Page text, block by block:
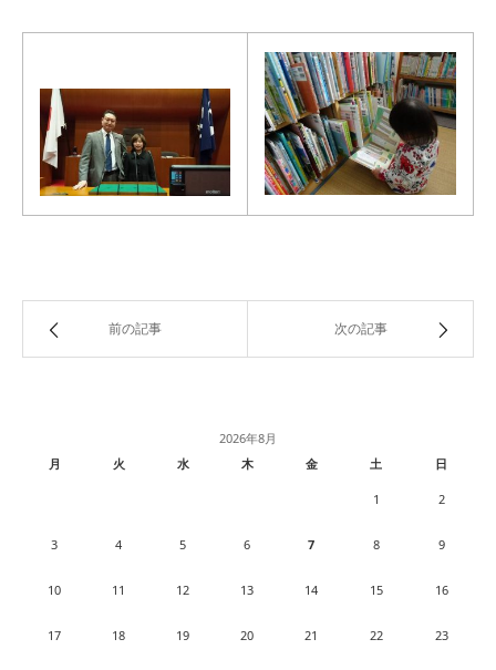
前の記事 次の記事
2026年8月
月
火 水 木 金 土 日
1 2
3 4 5 6 7 8 9
10 11 12 13 14 15 16
17 18 19 20 21 22 23